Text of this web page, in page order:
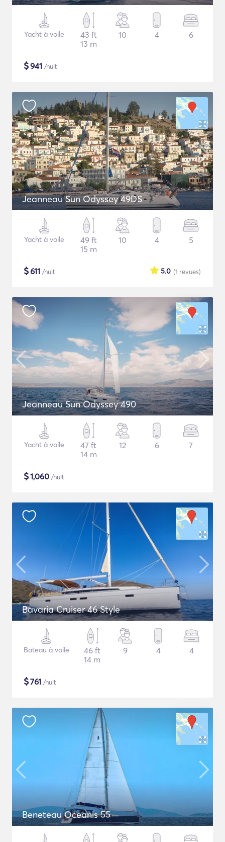
Yacht à voile
43 ft
13 m
10 4 6
$941 /nuit
Jeanneau Sun Odyssey 49DS
Yacht à voile
49 ft
15 m
10 4 5
$611 /nuit (1 revues)
5.0
Jeanneau Sun Odyssey 490
Yacht à voile
47 ft
14 m
12 6 7
$1,060 /nuit
Bavaria Cruiser 46 Style
Bateau à voile
46 ft
14 m
9 4 4
$761 /nuit
Beneteau Oceanis 55